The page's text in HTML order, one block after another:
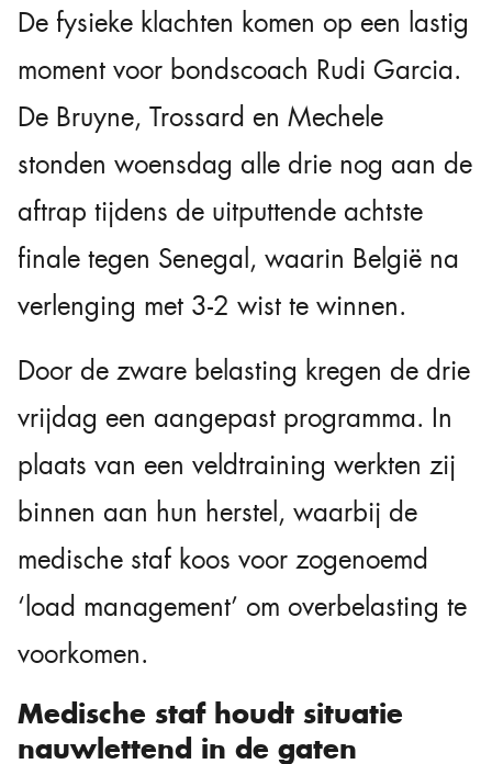
De fysieke klachten komen op een lastig
moment voor bondscoach Rudi Garcia.
De Bruyne, Trossard en Mechele
stonden woensdag alle drie nog aan de
aftrap tijdens de uitputtende achtste
finale tegen Senegal, waarin België na
verlenging met 3-2 wist te winnen.
Door de zware belasting kregen de drie
vrijdag een aangepast programma. In
plaats van een veldtraining werkten zij
binnen aan hun herstel, waarbij de
medische staf koos voor zogenoemd
‘load management’ om overbelasting te
voorkomen.
Medische staf houdt situatie
nauwlettend in de gaten